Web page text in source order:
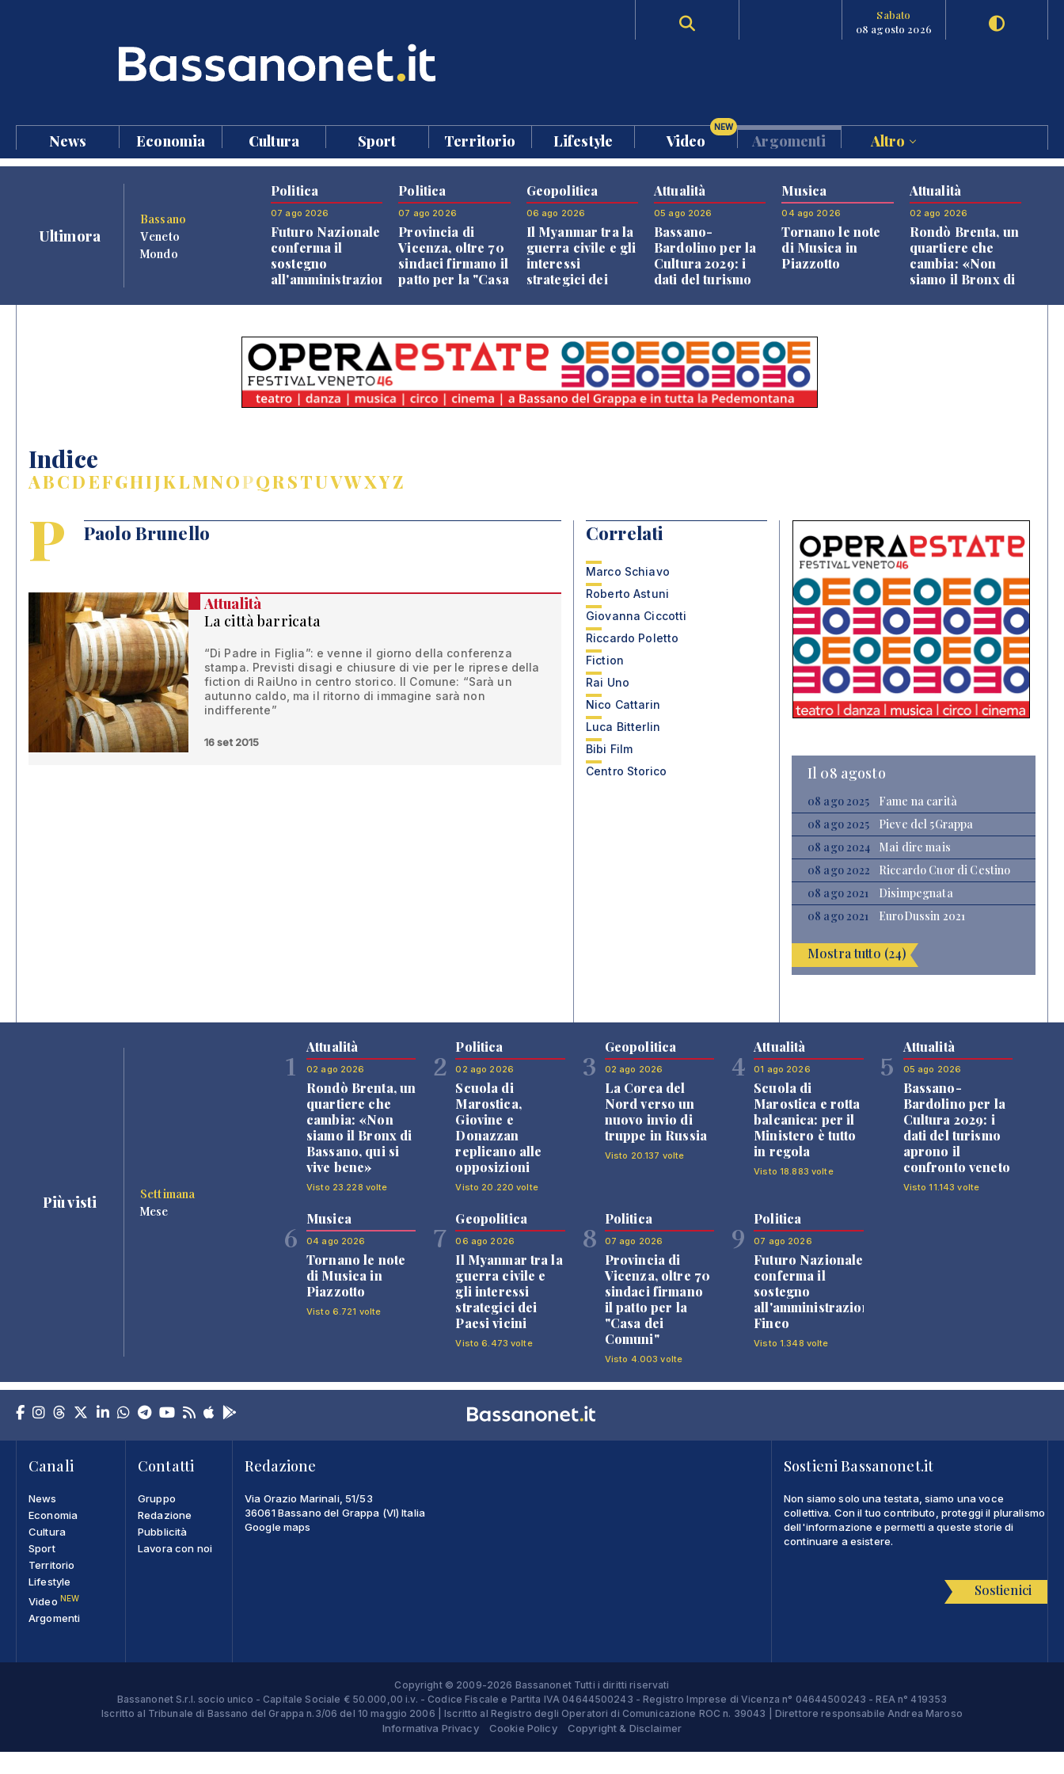
Sabato
08 agosto 2026
News Economia Cultura Sport Territorio Lifestyle Video
NEW
Argomenti Altro
Ultimora
Bassano
Veneto
Mondo
Politica
07 ago 2026
Futuro Nazionale
conferma il
sostegno
all'amministrazione
Politica
07 ago 2026
Provincia di
Vicenza, oltre 70
sindaci firmano il
patto per la "Casa
Geopolitica
06 ago 2026
Il Myanmar tra la
guerra civile e gli
interessi
strategici dei
Attualità
05 ago 2026
Bassano-
Bardolino per la
Cultura 2029: i
dati del turismo
Musica
04 ago 2026
Tornano le note
di Musica in
Piazzotto
Attualità
02 ago 2026
Rondò Brenta, un
quartiere che
cambia: «Non
siamo il Bronx di
Indice
ABCDEFGHIJKLMNOPQRSTUVWXYZ
P Paolo Brunello
Attualità
La città barricata
“Di Padre in Figlia”: e venne il giorno della conferenza
stampa. Previsti disagi e chiusure di vie per le riprese della
fiction di RaiUno in centro storico. Il Comune: “Sarà un
autunno caldo, ma il ritorno di immagine sarà non
indifferente”
16 set 2015
Correlati
Marco Schiavo
Roberto Astuni
Giovanna Ciccotti
Riccardo Poletto
Fiction
Rai Uno
Nico Cattarin
Luca Bitterlin
Bibi Film
Centro Storico
Il 08 agosto
08 ago 2025
Fame na carità
08 ago 2025
Pieve del 5Grappa
08 ago 2024
Mai dire mais
08 ago 2022
Riccardo Cuor di Cestino
08 ago 2021
Disimpegnata
08 ago 2021
EuroDussin 2021
Mostra tutto (24)
Più visti
Settimana
Mese
1
Attualità
02 ago 2026
Rondò Brenta, un
quartiere che
cambia: «Non
siamo il Bronx di
Bassano, qui si
vive bene»
Visto 23.228 volte
2
Politica
02 ago 2026
Scuola di
Marostica,
Giovine e
Donazzan
replicano alle
opposizioni
Visto 20.220 volte
3
Geopolitica
02 ago 2026
La Corea del
Nord verso un
nuovo invio di
truppe in Russia
Visto 20.137 volte
4
Attualità
01 ago 2026
Scuola di
Marostica e rotta
balcanica: per il
Ministero è tutto
in regola
Visto 18.883 volte
5
Attualità
05 ago 2026
Bassano-
Bardolino per la
Cultura 2029: i
dati del turismo
aprono il
confronto veneto
Visto 11.143 volte
6
Musica
04 ago 2026
Tornano le note
di Musica in
Piazzotto
Visto 6.721 volte
7
Geopolitica
06 ago 2026
Il Myanmar tra la
guerra civile e
gli interessi
strategici dei
Paesi vicini
Visto 6.473 volte
8
Politica
07 ago 2026
Provincia di
Vicenza, oltre 70
sindaci firmano
il patto per la
"Casa dei
Comuni"
Visto 4.003 volte
9
Politica
07 ago 2026
Futuro Nazionale
conferma il
sostegno
all'amministrazione
Finco
Visto 1.348 volte
Canali
News
Economia
Cultura
Sport
Territorio
Lifestyle
Video NEW
Argomenti
Contatti
Gruppo
Redazione
Pubblicità
Lavora con noi
Redazione
Via Orazio Marinali, 51/53
36061 Bassano del Grappa (VI) Italia
Google maps
Sostieni Bassanonet.it
Non siamo solo una testata, siamo una voce
collettiva. Con il tuo contributo, proteggi il pluralismo
dell'informazione e permetti a queste storie di
continuare a esistere.
Sostienici
Copyright © 2009-2026 Bassanonet Tutti i diritti riservati
Bassanonet S.r.l. socio unico - Capitale Sociale € 50.000,00 i.v. - Codice Fiscale e Partita IVA 04644500243 - Registro Imprese di Vicenza n° 04644500243 - REA n° 419353
Iscritto al Tribunale di Bassano del Grappa n.3/06 del 10 maggio 2006 | Iscritto al Registro degli Operatori di Comunicazione ROC n. 39043 | Direttore responsabile Andrea Maroso
Informativa Privacy Cookie Policy Copyright & Disclaimer